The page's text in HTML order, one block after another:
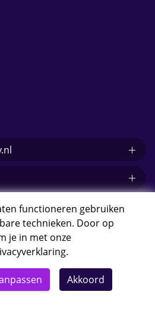
functioneren gebruiken
technieken. Door op
je in met onze
.
Akkoord